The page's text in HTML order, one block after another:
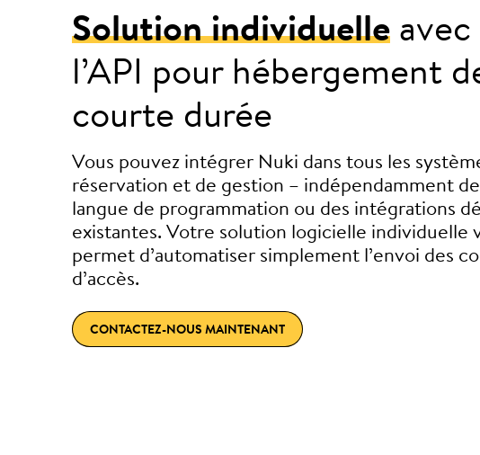
Solution individuelleavec
l’API pour hébergement
courte durée
Vous pouvez intégrer Nuki dans tous les
réservation et de gestion – indépendamment
langue de programmation ou des intégrations
existantes. Votre solution logicielle individuelle
permet d’automatiser simplement l’envoi des
d’accès.
CONTACTEZ-NOUS MAINTENANT